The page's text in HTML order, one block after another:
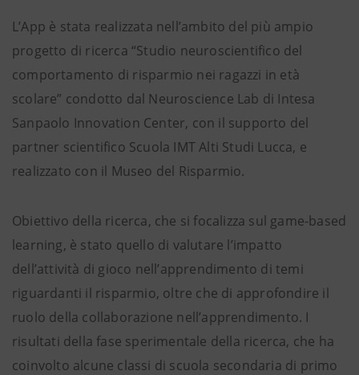
L’App è stata realizzata nell’ambito del più ampio
progetto di ricerca “Studio neuroscientifico del
comportamento di risparmio nei ragazzi in età
scolare” condotto dal Neuroscience Lab di Intesa
Sanpaolo Innovation Center, con il supporto del
partner scientifico Scuola IMT Alti Studi Lucca, e
realizzato con il Museo del Risparmio.
Obiettivo della ricerca, che si focalizza sul game-based
learning, è stato quello di valutare l’impatto
dell’attività di gioco nell’apprendimento di temi
riguardanti il risparmio, oltre che di approfondire il
ruolo della collaborazione nell’apprendimento. I
risultati della fase sperimentale della ricerca, che ha
coinvolto alcune classi di scuola secondaria di primo